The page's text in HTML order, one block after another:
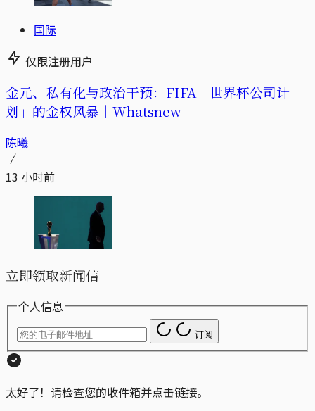
国际
仅限注册用户
金元、私有化与政治干预：FIFA「世界杯公司计
划」的金权风暴｜Whatsnew
陈曦
13 小时前
立即领取新闻信
个人信息
订阅
太好了！请检查您的收件箱并点击链接。